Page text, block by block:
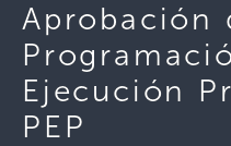
Aprobación
Ejecución
PEP